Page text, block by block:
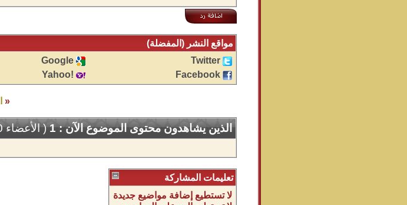
مواقع النشر (المفضلة)
Twitter
Google
Facebook
!Yahoo
«
الذين يشاهدون محتوى الموضوع الآن : 1 ( الأعضاء 0 والزوار 1)
تعليمات المشاركة
لا تستطيع إضافة مواضيع جديدة